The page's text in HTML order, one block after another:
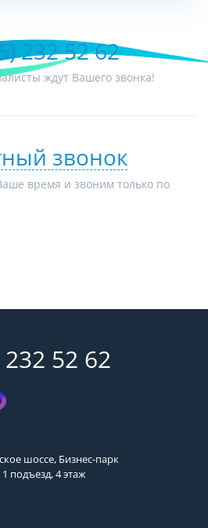
232 52 62
ждут Вашего звонка!
звонок
время и звоним только по
52 62
шоссе, Бизнес-парк
подъезд, 4 этаж